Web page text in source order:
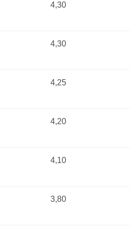
4,30
4,30
4,25
4,20
4,10
3,80